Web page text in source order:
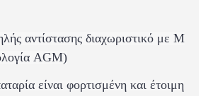
αντίστασης διαχωριστικό με Μ
AGM)
είναι φορτισμένη και έτοιμη